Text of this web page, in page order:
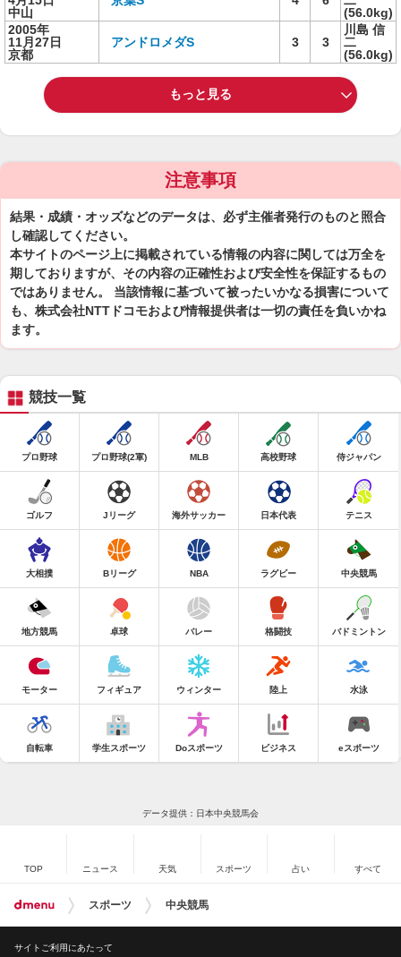
中山
(56.0kg)
2005年
11月27日
京都
アンドロメダS 3 3
川島 信
二
(56.0kg)
もっと見る
注意事項
結果・成績・オッズなどのデータは、必ず主催者発行のものと照合
し確認してください。
本サイトのページ上に掲載されている情報の内容に関しては万全を
期しておりますが、その内容の正確性および安全性を保証するもの
ではありません。 当該情報に基づいて被ったいかなる損害について
も、株式会社NTTドコモおよび情報提供者は一切の責任を負いかね
ます。
競技一覧
プロ野球 プロ野球(2軍) MLB 高校野球 侍ジャパン
ゴルフ Jリーグ 海外サッカー 日本代表 テニス
大相撲 Bリーグ NBA ラグビー 中央競馬
地方競馬 卓球 バレー 格闘技 バドミントン
モーター フィギュア ウィンター 陸上 水泳
自転車 学生スポーツ Doスポーツ ビジネス eスポーツ
データ提供：日本中央競馬会
TOP ニュース 天気 スポーツ 占い すべて
スポーツ 中央競馬
サイトご利用にあたって